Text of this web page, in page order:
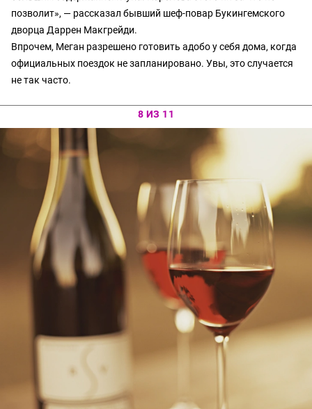
позволит», — рассказал бывший шеф-повар Букингемского
дворца Даррен Макгрейди.
Впрочем, Меган разрешено готовить адобо у себя дома, когда
официальных поездок не запланировано. Увы, это случается
не так часто.
8 ИЗ 11